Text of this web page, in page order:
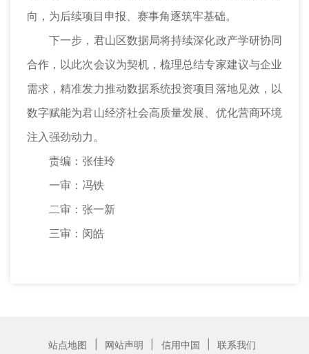
向，为后续项目申报、赛事角逐筑牢基础。
下一步，君山区数据局将持续深化政产学研协同
合作，以此次会议为契机，梳理总结专家建议与企业
需求，精准发力推动数据系统投资项目落地见效，以
数字赋能为君山经济社会高质量发展、优化营商环境
注入强劲动力。
责编：张佳玲
一审：冯铁
二审：张一新
三审：闵皓
站点地图 网站声明 信用中国 联系我们